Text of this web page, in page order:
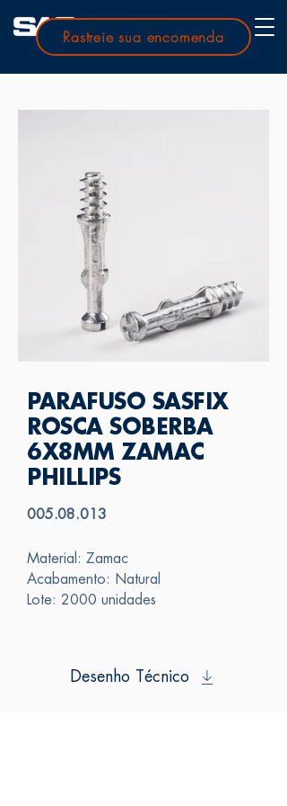
Rastreie sua encomenda
PARAFUSO SASFIX
ROSCA SOBERBA
6X8MM ZAMAC
PHILLIPS
005.08.013
Material: Zamac
Acabamento: Natural
Lote: 2000 unidades
Desenho Técnico